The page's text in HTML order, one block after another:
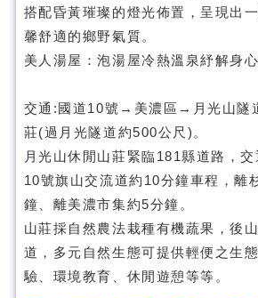
搭配昏黃璀璨的燈光佈置，呈現出
馨舒適的鄉野氣質。
美人湯屋：泡湯屋冷熱溫泉紓解身
交通:國道10號→美濃區→月光山隧
莊(過月光隧道約500公尺)。
月光山休閒山莊緊臨181縣道路，
10號旗山交流道約10分鐘車程，離
鐘、離美濃市集約5分鐘。
山莊採自然農法栽種有機蔬果，後
道，多元自然生態可提供輕便之生
驗、環境教育、休閒遊憩等等。